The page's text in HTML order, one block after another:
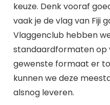
keuze. Denk vooraf
vaak je de vlag van Fiji
Vlaggenclub hebben
standaardformaten op
gewenste formaat er
kunnen we deze
alsnog leveren.